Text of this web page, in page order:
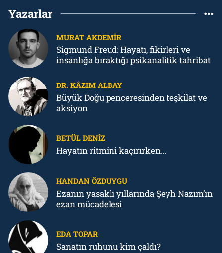
Yazarlar
MURAT AKDEMIR
Sigmund Freud: Hayatı, fikirleri ve
insanlığa bıraktığı psikanalitik tahribat
DR. KÂZIM ALBAY
Büyük Doğu penceresinden teşkilat ve
aksiyon
BETÜL DENIZ
Hayatın ritmini kaçırırken...
HANDAN ÖZDUYGU
Ezanın yasaklı yıllarında Şeyh Nazım’ın
ezan mücadelesi
EDA TOPAR
Sanatın ruhunu kim çaldı?